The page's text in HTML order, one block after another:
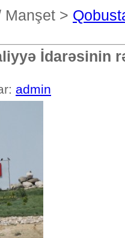
Manşet >
İdarəsinin
admin